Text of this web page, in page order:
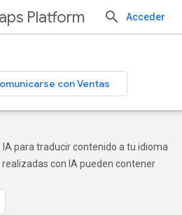
Platform Acceder
con Ventas
para traducir contenido a tu idioma
con IA pueden contener